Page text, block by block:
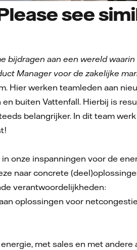
see
aan een wereld
Manager voor de zakelijke
Hier werken teamleden aan
buiten Vattenfall. Hierbij is
belangrijker. In dit team
onze inspanningen voor de
naar concrete
verantwoordelijkheden:
oplossingen voor
met sales en met andere